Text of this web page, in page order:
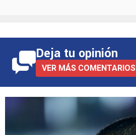
Deja tu opinión
VER MÁS COMENTARIOS